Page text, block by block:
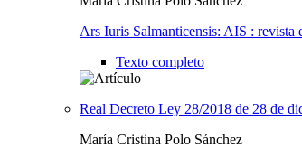
Ars Iuris Salmanticensis: AIS : revista
Texto completo
Real Decreto Ley 28/2018 de 28 de
María Cristina Polo Sánchez